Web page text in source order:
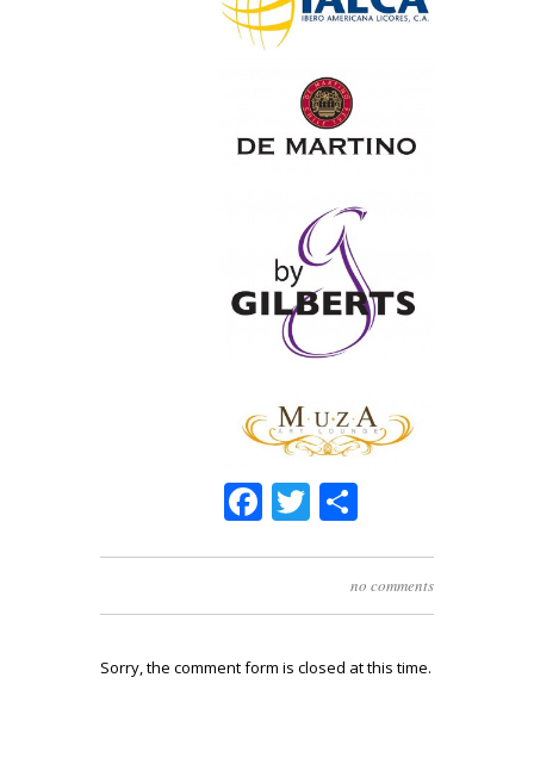
Facebook
Twitter
no comments
Sorry, the comment form is closed at this time.